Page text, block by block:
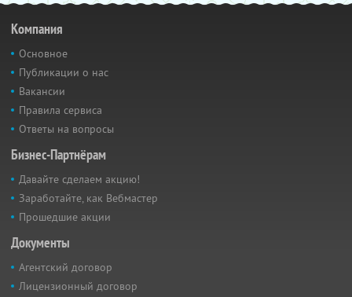
Компания
Основное
Публикации о нас
Вакансии
Правила сервиса
Ответы на вопросы
Бизнес-Партнёрам
Давайте сделаем акцию!
Заработайте, как Вебмастер
Прошедшие акции
Документы
Агентский договор
Лицензионный договор